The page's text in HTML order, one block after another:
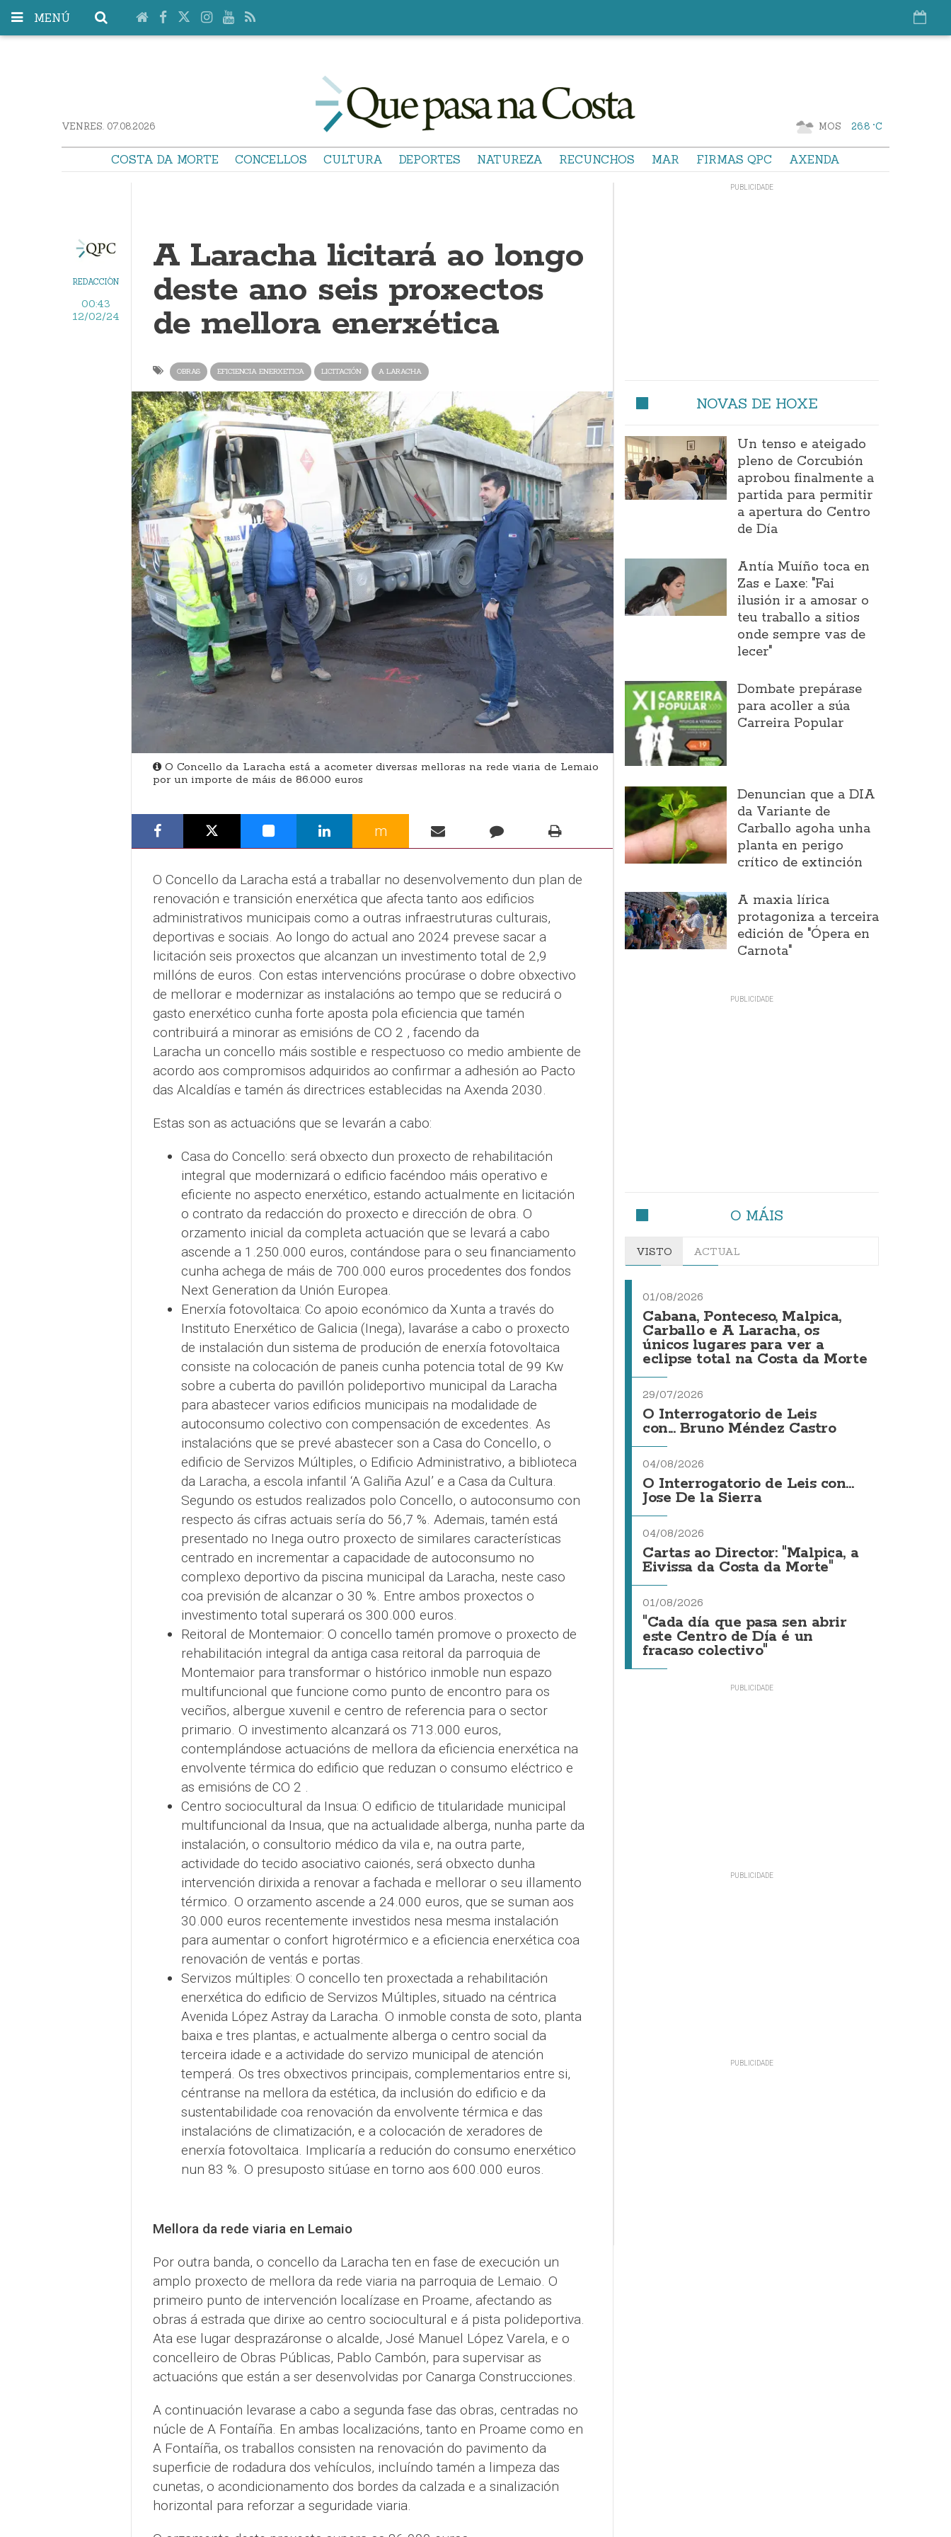
MENÚ
VENRES. 07.08.2026 MOS 26.8 °C
COSTA DA MORTE CONCELLOS CULTURA DEPORTES NATUREZA RECUNCHOS MAR FIRMAS QPC AXENDA
REDACCIÓN
00:43
12/02/24
A Laracha licitará ao longo
deste ano seis proxectos
de mellora enerxética
OBRAS EFICIENCIA ENERXETICA LICITACIÓN A LARACHA
O Concello da Laracha está a acometer diversas melloras na rede viaria de Lemaio
por un importe de máis de 86.000 euros
m
O Concello da Laracha está a traballar no desenvolvemento dun plan de
renovación e transición enerxética que afecta tanto aos edificios
administrativos municipais como a outras infraestruturas culturais,
deportivas e sociais. Ao longo do actual ano 2024 prevese sacar a
licitación seis proxectos que alcanzan un investimento total de 2,9
millóns de euros. Con estas intervencións procúrase o dobre obxectivo
de mellorar e modernizar as instalacións ao tempo que se reducirá o
gasto enerxético cunha forte aposta pola eficiencia que tamén
contribuirá a minorar as emisións de CO 2 , facendo da
Laracha un concello máis sostible e respectuoso co medio ambiente de
acordo aos compromisos adquiridos ao confirmar a adhesión ao Pacto
das Alcaldías e tamén ás directrices establecidas na Axenda 2030.
Estas son as actuacións que se levarán a cabo:
Casa do Concello: será obxecto dun proxecto de rehabilitación
integral que modernizará o edificio facéndoo máis operativo e
eficiente no aspecto enerxético, estando actualmente en licitación
o contrato da redacción do proxecto e dirección de obra. O
orzamento inicial da completa actuación que se levará a cabo
ascende a 1.250.000 euros, contándose para o seu financiamento
cunha achega de máis de 700.000 euros procedentes dos fondos
Next Generation da Unión Europea.
Enerxía fotovoltaica: Co apoio económico da Xunta a través do
Instituto Enerxético de Galicia (Inega), lavaráse a cabo o proxecto
de instalación dun sistema de produción de enerxía fotovoltaica
consiste na colocación de paneis cunha potencia total de 99 Kw
sobre a cuberta do pavillón polideportivo municipal da Laracha
para abastecer varios edificios municipais na modalidade de
autoconsumo colectivo con compensación de excedentes. As
instalacións que se prevé abastecer son a Casa do Concello, o
edificio de Servizos Múltiples, o Edificio Administrativo, a biblioteca
da Laracha, a escola infantil ‘A Galiña Azul’ e a Casa da Cultura.
Segundo os estudos realizados polo Concello, o autoconsumo con
respecto ás cifras actuais sería do 56,7 %. Ademais, tamén está
presentado no Inega outro proxecto de similares características
centrado en incrementar a capacidade de autoconsumo no
complexo deportivo da piscina municipal da Laracha, neste caso
coa previsión de alcanzar o 30 %. Entre ambos proxectos o
investimento total superará os 300.000 euros.
Reitoral de Montemaior: O concello tamén promove o proxecto de
rehabilitación integral da antiga casa reitoral da parroquia de
Montemaior para transformar o histórico inmoble nun espazo
multifuncional que funcione como punto de encontro para os
veciños, albergue xuvenil e centro de referencia para o sector
primario. O investimento alcanzará os 713.000 euros,
contemplándose actuacións de mellora da eficiencia enerxética na
envolvente térmica do edificio que reduzan o consumo eléctrico e
as emisións de CO 2 .
Centro sociocultural da Insua: O edificio de titularidade municipal
multifuncional da Insua, que na actualidade alberga, nunha parte da
instalación, o consultorio médico da vila e, na outra parte,
actividade do tecido asociativo caionés, será obxecto dunha
intervención dirixida a renovar a fachada e mellorar o seu illamento
térmico. O orzamento ascende a 24.000 euros, que se suman aos
30.000 euros recentemente investidos nesa mesma instalación
para aumentar o confort higrotérmico e a eficiencia enerxética coa
renovación de ventás e portas.
Servizos múltiples: O concello ten proxectada a rehabilitación
enerxética do edificio de Servizos Múltiples, situado na céntrica
Avenida López Astray da Laracha. O inmoble consta de soto, planta
baixa e tres plantas, e actualmente alberga o centro social da
terceira idade e a actividade do servizo municipal de atención
temperá. Os tres obxectivos principais, complementarios entre si,
céntranse na mellora da estética, da inclusión do edificio e da
sustentabilidade coa renovación da envolvente térmica e das
instalacións de climatización, e a colocación de xeradores de
enerxía fotovoltaica. Implicaría a redución do consumo enerxético
nun 83 %. O presuposto sitúase en torno aos 600.000 euros.
Mellora da rede viaria en Lemaio
Por outra banda, o concello da Laracha ten en fase de execución un
amplo proxecto de mellora da rede viaria na parroquia de Lemaio. O
primeiro punto de intervención localízase en Proame, afectando as
obras á estrada que dirixe ao centro sociocultural e á pista polideportiva.
Ata ese lugar desprazáronse o alcalde, José Manuel López Varela, e o
concelleiro de Obras Públicas, Pablo Cambón, para supervisar as
actuacións que están a ser desenvolvidas por Canarga Construcciones.
A continuación levarase a cabo a segunda fase das obras, centradas no
núcle de A Fontaíña. En ambas localizacións, tanto en Proame como en
A Fontaíña, os traballos consisten na renovación do pavimento da
superficie de rodadura dos vehículos, incluíndo tamén a limpeza das
cunetas, o acondicionamento dos bordes da calzada e a sinalización
horizontal para reforzar a seguridade viaria.
NOVAS DE HOXE
Un tenso e ateigado
pleno de Corcubión
aprobou finalmente a
partida para permitir
a apertura do Centro
de Día
Antía Muíño toca en
Zas e Laxe: "Fai
ilusión ir a amosar o
teu traballo a sitios
onde sempre vas de
lecer"
Dombate prepárase
para acoller a súa
Carreira Popular
Denuncian que a DIA
da Variante de
Carballo agoha unha
planta en perigo
crítico de extinción
A maxia lírica
protagoniza a terceira
edición de "Ópera en
Carnota"
O MÁIS
VISTO ACTUAL
01/08/2026
Cabana, Ponteceso, Malpica,
Carballo e A Laracha, os
únicos lugares para ver a
eclipse total na Costa da Morte
29/07/2026
O Interrogatorio de Leis
con... Bruno Méndez Castro
04/08/2026
O Interrogatorio de Leis con...
Jose De la Sierra
04/08/2026
Cartas ao Director: "Malpica, a
Eivissa da Costa da Morte"
01/08/2026
"Cada día que pasa sen abrir
este Centro de Día é un
fracaso colectivo"